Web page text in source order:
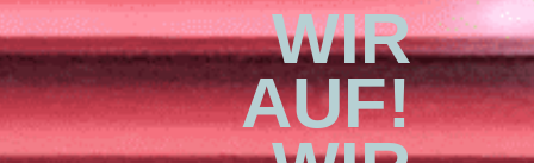
WIR
AUF!